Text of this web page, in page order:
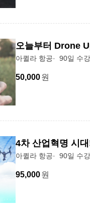
오늘부터 Drone
아퀼라 항공 90일 수강
50,000원
4차 산업혁명 시
아퀼라 항공 90일 수강
95,000원